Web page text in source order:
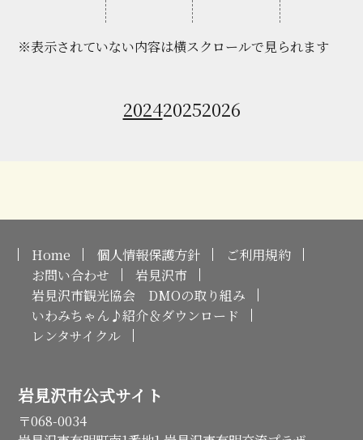
※表示されていない内容は横スクロールで見られます
202420252026
Home 個人情報保護方針
ご利用規約
お問い合わせ
岩見沢市
岩見沢市観光協会 DMOの取り組み
いわみちゃん♪紹介＆ダウンロード
レンタサイクル
岩見沢市公式サイト
〒068-0034